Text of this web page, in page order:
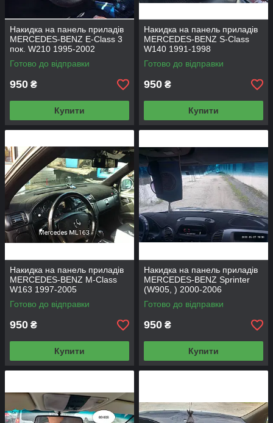
Накидка на панель приладів
MERCEDES-BENZ E-Class 3
пок. W210 1995-2002
Готово до відправки
950 ₴
Купити
Накидка на панель приладів
MERCEDES-BENZ S-Class
W140 1991-1998
Готово до відправки
950 ₴
Купити
Накидка на панель приладів
MERCEDES-BENZ M-Class
W163 1997-2005
Готово до відправки
950 ₴
Купити
Накидка на панель приладів
MERCEDES-BENZ Sprinter
(W905, ) 2000-2006
Готово до відправки
950 ₴
Купити